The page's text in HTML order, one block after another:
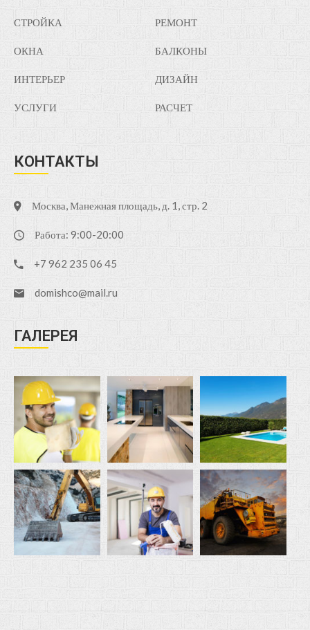
СТРОЙКА
ОКНА
ИНТЕРЬЕР
УСЛУГИ
РЕМОНТ
БАЛКОНЫ
ДИЗАЙН
РАСЧЕТ
КОНТАКТЫ
Москва, Манежная площадь, д. 1, стр. 2
Работа: 9:00-20:00
+7 962 235 06 45
domishco@mail.ru
ГАЛЕРЕЯ